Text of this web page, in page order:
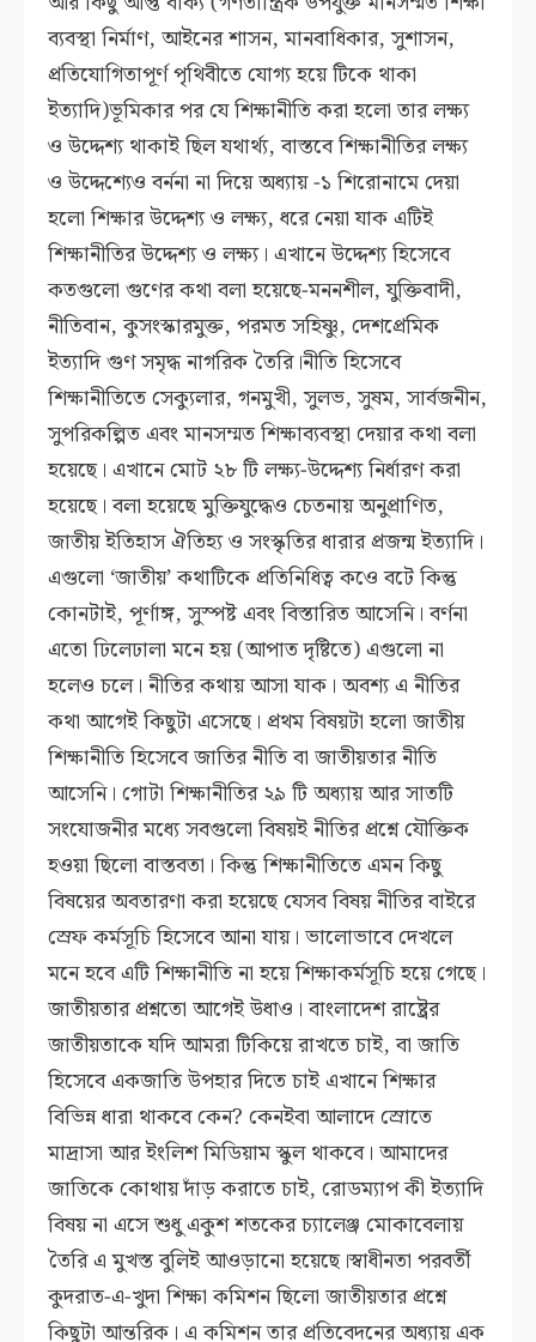
ব্যবস্থা নির্মাণ, আইনের শাসন, মানবাধিকার, সুশাসন,
প্রতিযোগিতাপূর্ণ পৃথিবীতে যোগ্য হয়ে টিকে থাকা
ইত্যাদি)ভূমিকার পর যে শিক্ষানীতি করা হলো তার লক্ষ্য
ও উদ্দেশ্য থাকাই ছিল যথার্থ্য, বাস্তবে শিক্ষানীতির লক্ষ্য
ও উদ্দেশ্যেও বর্ননা না দিয়ে অধ্যায় -১ শিরোনামে দেয়া
হলো শিক্ষার উদ্দেশ্য ও লক্ষ্য, ধরে নেয়া যাক এটিই
শিক্ষানীতির উদ্দেশ্য ও লক্ষ্য। এখানে উদ্দেশ্য হিসেবে
কতগুলো গুণের কথা বলা হয়েছে-মননশীল, যুক্তিবাদী,
নীতিবান, কুসংস্কারমুক্ত, পরমত সহিষ্ণু, দেশপ্রেমিক
ইত্যাদি গুণ সমৃদ্ধ নাগরিক তৈরি।নীতি হিসেবে
শিক্ষানীতিতে সেক্যুলার, গনমুখী, সুলভ, সুষম, সার্বজনীন,
সুপরিকল্পিত এবং মানসম্মত শিক্ষাব্যবস্থা দেয়ার কথা বলা
হয়েছে। এখানে মোট ২৮ টি লক্ষ্য-উদ্দেশ্য নির্ধারণ করা
হয়েছে। বলা হয়েছে মুক্তিযুদ্ধেও চেতনায় অনুপ্রাণিত,
জাতীয় ইতিহাস ঐতিহ্য ও সংস্কৃতির ধারার প্রজন্ম ইত্যাদি।
এগুলো ‘জাতীয়’ কথাটিকে প্রতিনিধিত্ব কওে বটে কিন্তু
কোনটাই, পূর্ণাঙ্গ, সুস্পষ্ট এবং বিস্তারিত আসেনি। বর্ণনা
এতো ঢিলেঢালা মনে হয় (আপাত দৃষ্টিতে) এগুলো না
হলেও চলে। নীতির কথায় আসা যাক। অবশ্য এ নীতির
কথা আগেই কিছুটা এসেছে। প্রথম বিষয়টা হলো জাতীয়
শিক্ষানীতি হিসেবে জাতির নীতি বা জাতীয়তার নীতি
আসেনি। গোটা শিক্ষানীতির ২৯ টি অধ্যায় আর সাতটি
সংযোজনীর মধ্যে সবগুলো বিষয়ই নীতির প্রশ্নে যৌক্তিক
হওয়া ছিলো বাস্তবতা। কিন্তু শিক্ষানীতিতে এমন কিছু
বিষয়ের অবতারণা করা হয়েছে যেসব বিষয় নীতির বাইরে
স্রেফ কর্মসূচি হিসেবে আনা যায়। ভালোভাবে দেখলে
মনে হবে এটি শিক্ষানীতি না হয়ে শিক্ষাকর্মসূচি হয়ে গেছে।
জাতীয়তার প্রশ্নতো আগেই উধাও। বাংলাদেশ রাষ্ট্রের
জাতীয়তাকে যদি আমরা টিকিয়ে রাখতে চাই, বা জাতি
হিসেবে একজাতি উপহার দিতে চাই এখানে শিক্ষার
বিভিন্ন ধারা থাকবে কেন? কেনইবা আলাদে স্রোতে
মাদ্রাসা আর ইংলিশ মিডিয়াম স্কুল থাকবে। আমাদের
জাতিকে কোথায় দাঁড় করাতে চাই, রোডম্যাপ কী ইত্যাদি
বিষয় না এসে শুধু একুশ শতকের চ্যালেঞ্জ মোকাবেলায়
তৈরি এ মুখস্ত বুলিই আওড়ানো হয়েছে।স্বাধীনতা পরবর্তী
কুদরাত-এ-খুদা শিক্ষা কমিশন ছিলো জাতীয়তার প্রশ্নে
কিছুটা আন্তরিক। এ কমিশন তার প্রতিবেদনের অধ্যায় এক